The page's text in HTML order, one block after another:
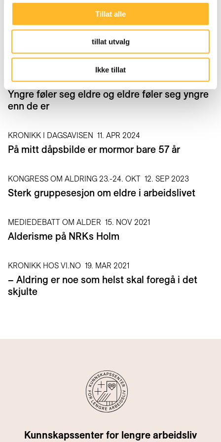
Tillat alle
tillat utvalg
Ikke tillat
NY BEFOLKNINGSUNDERSØKELSE25. MAR 2026
Yngre føler seg eldre og eldre føler seg yngre
enn de er
KRONIKK I DAGSAVISEN 11. APR 2024
På mitt dåpsbilde er mormor bare 57 år
KONGRESS OM ALDRING 23.-24. OKT 12. SEP 2023
Sterk gruppesesjon om eldre i arbeidslivet
MEDIEDEBATT OM ALDER 15. NOV 2021
Alderisme på NRKs Holm
KRONIKK HOS VI.NO 19. MAR 2021
– Aldring er noe som helst skal foregå i det
skjulte
Kunnskapssenter for lengre arbeidsliv